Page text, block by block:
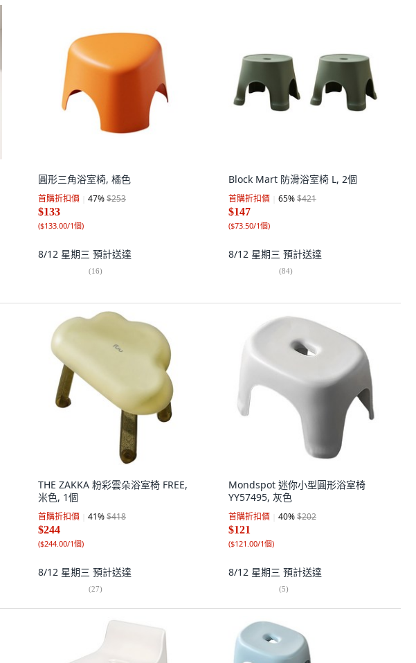
圓形三角浴室椅, 橘色
首購折扣價 47%$253
$133
($133.00/1個)
8/12 星期三 預計送達
(16)
Block Mart 防滑浴室椅 L, 2個
首購折扣價 65%$421
$147
($73.50/1個)
8/12 星期三 預計送達
(84)
THE ZAKKA 粉彩雲朵浴室椅 FREE,
米色, 1個
首購折扣價 41%$418
$244
($244.00/1個)
8/12 星期三 預計送達
(27)
Mondspot 迷你小型圓形浴室椅
YY57495, 灰色
首購折扣價 40%$202
$121
($121.00/1個)
8/12 星期三 預計送達
(5)